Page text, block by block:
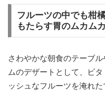
フルーツの中でも柑
もたらす胃のムカム
さわやかな朝食のテーブ
ムのデザートとして、ビ
ッシュなフルーツを淹れ